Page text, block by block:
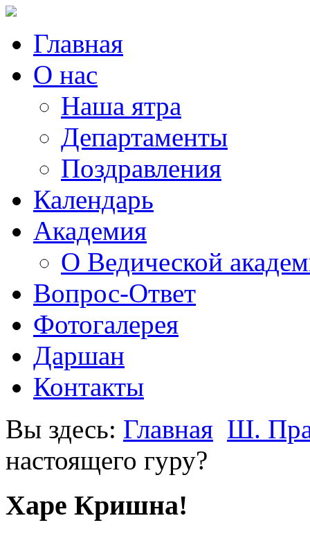
Главная
О нас
Наша ятра
Департаменты
Поздравления
Календарь
Академия
О Ведической
Вопрос-Ответ
Фотогалерея
Даршан
Контакты
Вы здесь: Главная Ш.
настоящего гуру?
Харе Кришна!